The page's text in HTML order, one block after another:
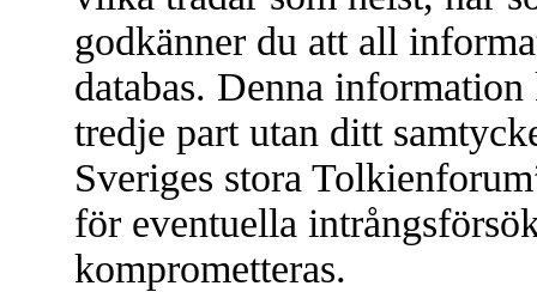
godkänner du att all
databas. Denna
tredje part utan ditt
Sveriges stora
för eventuella
komprometteras.